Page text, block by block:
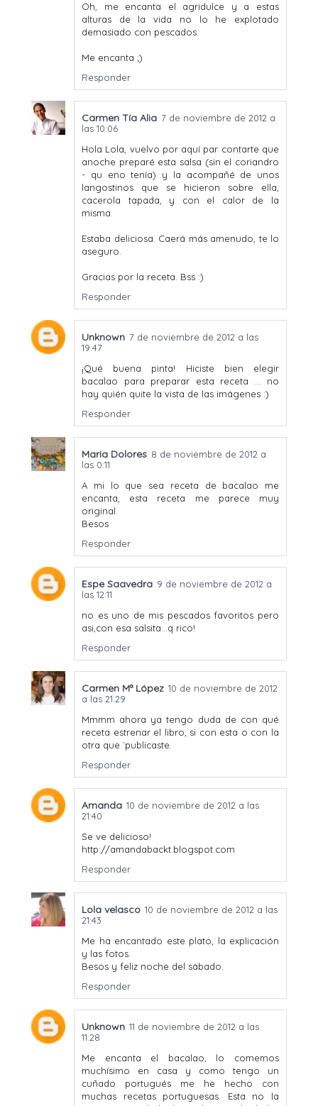
Oh, me encanta el agridulce y a estas
alturas de la vida no lo he explotado
demasiado con pescados.
Me encanta ;)
Responder
Carmen Tía Alia 7 de noviembre de 2012 a
las 10:06
Hola Lola, vuelvo por aquí par contarte que
anoche preparé esta salsa (sin el coriandro
- qu eno tenía) y la acompañé de unos
langostinos que se hicieron sobre ella,
cacerola tapada, y con el calor de la
misma.
Estaba deliciosa. Caerá más amenudo, te lo
aseguro.
Gracias por la receta. Bss :)
Responder
Unknown 7 de noviembre de 2012 a las
19:47
¡Qué buena pinta! Hiciste bien elegir
bacalao para preparar esta receta ... no
hay quién quite la vista de las imágenes :)
Responder
Maria Dolores 8 de noviembre de 2012 a
las 0:11
A mi lo que sea receta de bacalao me
encanta, esta receta me parece muy
original.
Besos
Responder
Espe Saavedra 9 de noviembre de 2012 a
las 12:11
no es uno de mis pescados favoritos pero
asi,con esa salsita...q rico!
Responder
Carmen Mª López 10 de noviembre de 2012
a las 21:29
Mmmm ahora ya tengo duda de con qué
receta estrenar el libro, si con esta o con la
otra que `publicaste.
Responder
Amanda 10 de noviembre de 2012 a las
21:40
Se ve delicioso!
http://amandabackt.blogspot.com
Responder
Lola velasco 10 de noviembre de 2012 a las
21:43
Me ha encantado este plato, la explicación
y las fotos.
Besos y feliz noche del sábado.
Responder
Unknown 11 de noviembre de 2012 a las
11:28
Me encanta el bacalao, lo comemos
muchísimo en casa y como tengo un
cuñado portugués me he hecho con
muchas recetas portuguesas. Esta no la